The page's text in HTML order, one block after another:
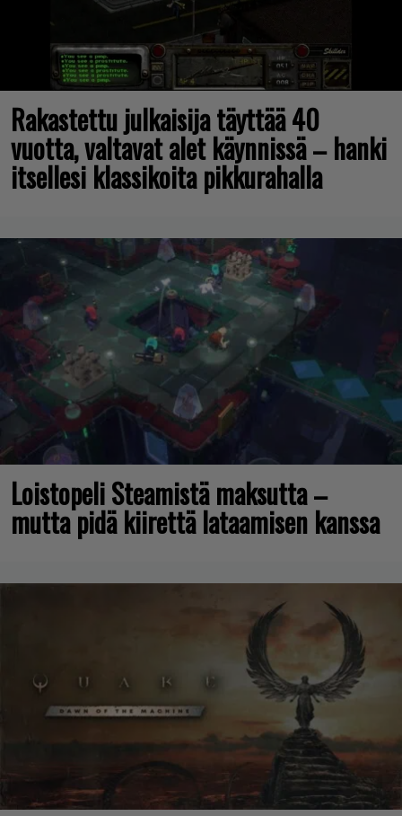
Rakastettu julkaisija täyttää 40
vuotta, valtavat alet käynnissä – hanki
itsellesi klassikoita pikkurahalla
Loistopeli Steamistä maksutta –
mutta pidä kiirettä lataamisen kanssa